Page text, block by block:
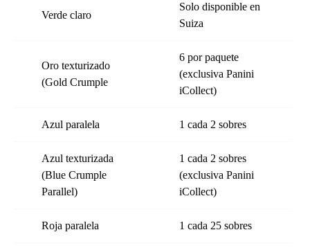
Verde claro
Solo disponible en
Suiza
Oro texturizado
(Gold Crumple
6 por paquete
(exclusiva Panini
iCollect)
Azul paralela 1 cada 2 sobres
Azul texturizada
(Blue Crumple
Parallel)
1 cada 2 sobres
(exclusiva Panini
iCollect)
Roja paralela 1 cada 25 sobres